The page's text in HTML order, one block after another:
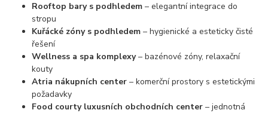
Rooftop bary s podhledem – elegantní integrace do
stropu
Kuřácké zóny s podhledem – hygienické a esteticky čisté
řešení
Wellness a spa komplexy– bazénové zóny, relaxační
kouty
Atria nákupních center – komerční prostory s estetickými
požadavky
Food courty luxusních obchodních center – jednotná